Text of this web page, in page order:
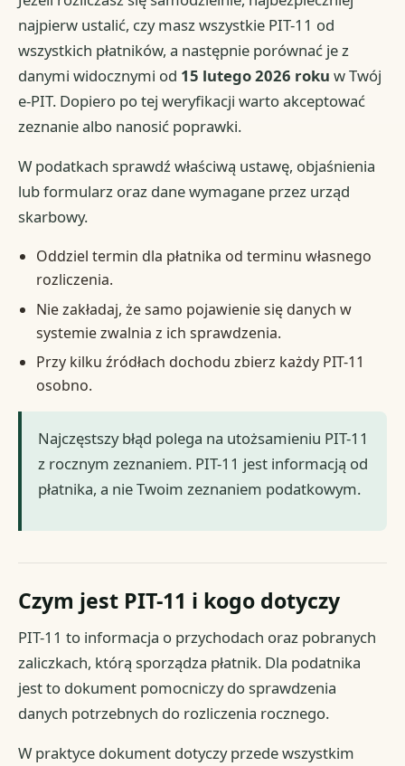
najpierw ustalić, czy masz wszystkie PIT-11 od
wszystkich płatników, a następnie porównać je z
danymi widocznymi od 15 lutego 2026 roku w Twój
e-PIT. Dopiero po tej weryfikacji warto akceptować
zeznanie albo nanosić poprawki.
W podatkach sprawdź właściwą ustawę, objaśnienia
lub formularz oraz dane wymagane przez urząd
skarbowy.
Oddziel termin dla płatnika od terminu własnego
rozliczenia.
Nie zakładaj, że samo pojawienie się danych w
systemie zwalnia z ich sprawdzenia.
Przy kilku źródłach dochodu zbierz każdy PIT-11
osobno.
Najczęstszy błąd polega na utożsamieniu PIT-11
z rocznym zeznaniem. PIT-11 jest informacją od
płatnika, a nie Twoim zeznaniem podatkowym.
Czym jest PIT-11 i kogo dotyczy
PIT-11 to informacja o przychodach oraz pobranych
zaliczkach, którą sporządza płatnik. Dla podatnika
jest to dokument pomocniczy do sprawdzenia
danych potrzebnych do rozliczenia rocznego.
W praktyce dokument dotyczy przede wszystkim